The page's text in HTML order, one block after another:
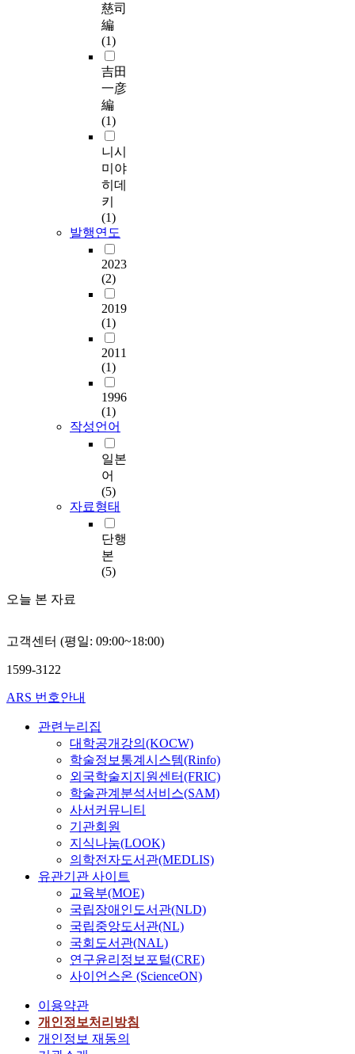
慈司
編
(1)
吉田
一彦
編
(1)
니시
미야
히데
키
(1)
발행연도
2023
(2)
2019
(1)
2011
(1)
1996
(1)
작성언어
일본
어
(5)
자료형태
단행
본
(5)
오늘 본 자료
고객센터 (평일: 09:00~18:00)
1599-3122
ARS 번호안내
관련누리집
대학공개강의(KOCW)
학술정보통계시스템(Rinfo)
외국학술지지원센터(FRIC)
학술관계분석서비스(SAM)
사서커뮤니티
기관회원
지식나눔(LOOK)
의학전자도서관(MEDLIS)
유관기관 사이트
교육부(MOE)
국립장애인도서관(NLD)
국립중앙도서관(NL)
국회도서관(NAL)
연구윤리정보포털(CRE)
사이언스온 (ScienceON)
이용약관
개인정보처리방침
개인정보 재동의